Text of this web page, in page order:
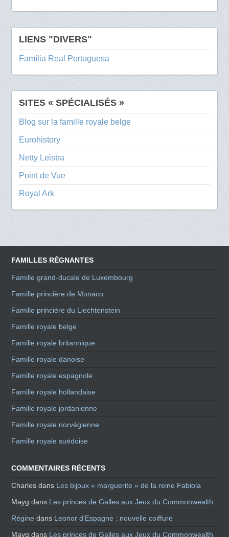
LIENS "DIVERS"
Família Real Portuguesa
SITES « SPÉCIALISÉS »
Blog sur la famille royale belge
Eurohistory
Netty Leistra
Point de Vue
Royal Ark
FAMILLES RÉGNANTES
Famille grand-ducale de Luxembourg
Famille princière de Monaco
Famille princière du Liechtenstein
Famille royale belge
Famille royale britannique
Famille royale danoise
Famille royale espagnole
Famille royale hollandaise
Famille royale jordanienne
Famille royale norvégienne
Famille royale suédoise
COMMENTAIRES RÉCENTS
Charles dans Les bijoux « marguerite » de la reine Fabiola
Mayg dans Les princes de Galles aux Jeux du Commonwealth
Régine dans Leonor d’Espagne : nouvelle coiffure
Mayg dans Les princes de Galles aux Jeux du Commonwealth